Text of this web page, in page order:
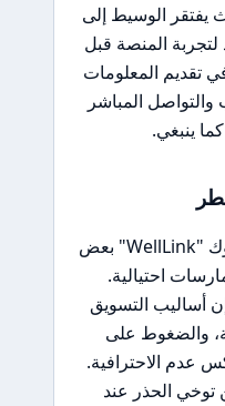
يفتقر الوسيط إلى
لتجربة المنصة قبل
في تقديم المعلومات
المباشر
ينبغي.
بناءً على ما سبق، يظهر سلوك "WellLink" بعض
احتيالية.
أساليب التسويق
والضغوط على
عدم الاحترافية.
توخي الحذر عند